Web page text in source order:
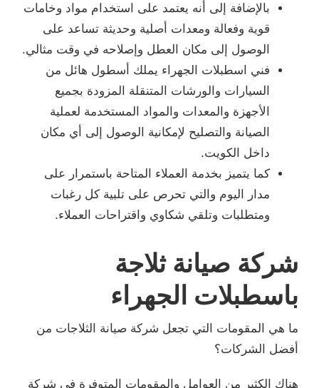
بالإضافة إلى أنه يعتمد على استخدام مواد وخامات
قوية وفعالة ومعدات أصلية وحديثة تساعد على
الوصول إلى مكان العطل وإصلاحه في وقت مثالي.
فني اسطبلات الجهراء يملك أسطول هائل من
السيارات والورشات المتنقلة المزودة بجميع
الأجهزة والمعدات والمواد المستخدمة لعملية
الصيانة والتصليح لإمكانية الوصول إلى أي مكان
داخل الكويت.
كما يتميز بخدمة العملاء المتاحة باستمرار على
مدار اليوم والتي تحرص على تلبية كل رغبات
ومتطلبات وتلقي شكاوي واقتراحات العملاء.
شركة صيانة ثلاجة
باسطبلات الجهراء
ما هي المقومات التي تجعل شركة صيانة الثلاجات من
أفضل الشركات؟
هناك الكثير من العوامل والمقومات المتوفرة في شركة